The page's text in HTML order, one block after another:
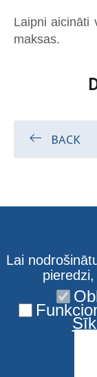
Laipni aicināti
maksas.
BACK
Lai